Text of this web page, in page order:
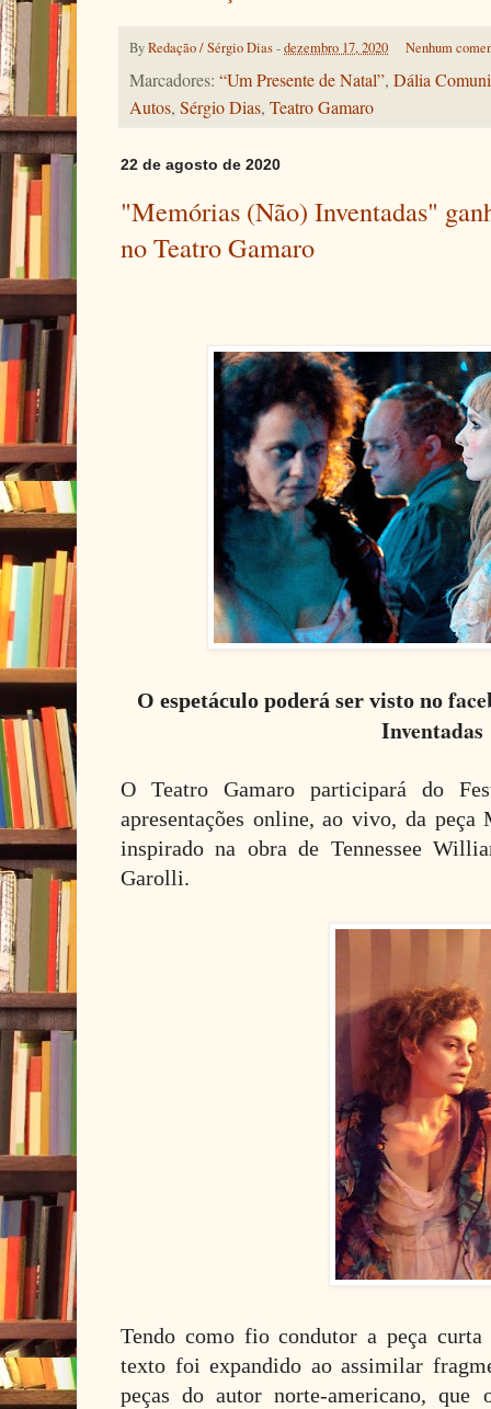
ByRedação / Sérgio Dias-dezembro 17, 2020 Nenhum
Marcadores: “Um Presente de Natal”, Dália
Autos, Sérgio Dias, Teatro Gamaro
22 de agosto de 2020
"Memórias (Não) Inventadas"
no Teatro Gamaro
O espetáculo poderá ser visto no
Inventadas
O Teatro Gamaro participará do
apresentações online, ao vivo, da peça
inspirado na obra de Tennessee
Garolli.
Tendo como fio condutor a peça curta
texto foi expandido ao assimilar
peças do autor norte-americano, que